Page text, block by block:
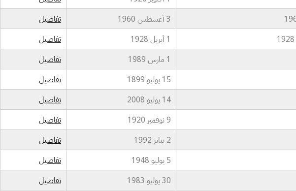
3 أغسطس 1960
تفاصيل
1 أبريل 1928
تفاصيل
1 مارس 1989
تفاصيل
15 يوليو 1899
تفاصيل
14 يوليو 2008
تفاصيل
9 نوفمبر 1920
تفاصيل
2 يناير 1992
تفاصيل
5 يوليو 1948
تفاصيل
30 يوليو 1983
تفاصيل